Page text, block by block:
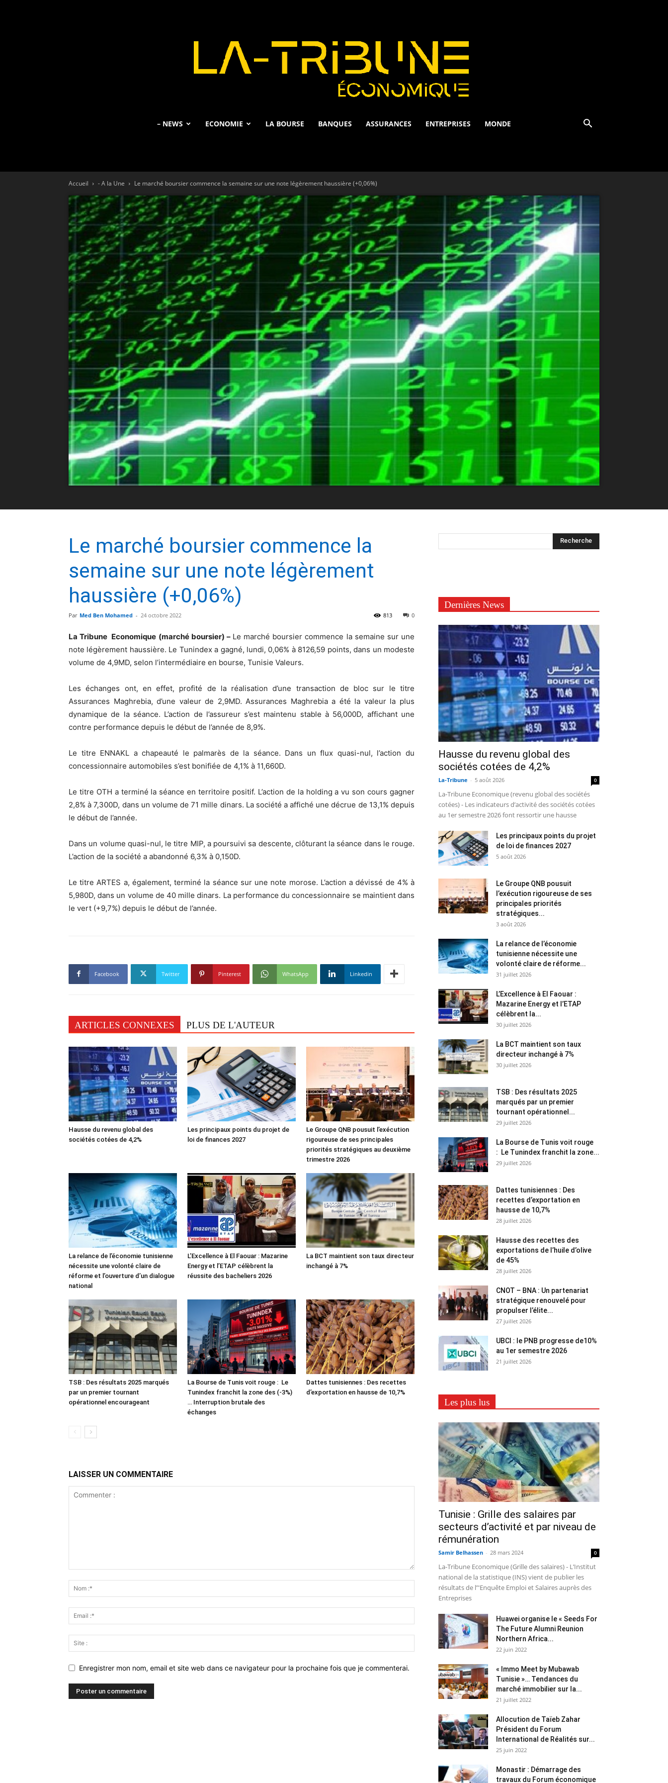
Tribune
Economique
– NEWS ECONOMIE LA BOURSE BANQUES ASSURANCES ENTREPRISES MONDE
Accueil - A la Une Le marché boursier commence la semaine sur une note légèrement haussière (+0,06%)
Le marché boursier commence la
semaine sur une note légèrement
haussière (+0,06%)
Par Med Ben Mohamed - 24 octobre 2022 0
813
La Tribune Economique (marché boursier) – Le marché boursier commence la semaine sur une
note légèrement haussière. Le Tunindex a gagné, lundi, 0,06% à 8126,59 points, dans un modeste
volume de 4,9MD, selon l’intermédiaire en bourse, Tunisie Valeurs.
Les échanges ont, en effet, profité de la réalisation d’une transaction de bloc sur le titre
Assurances Maghrebia, d’une valeur de 2,9MD. Assurances Maghrebia a été la valeur la plus
dynamique de la séance. L’action de l’assureur s’est maintenu stable à 56,000D, affichant une
contre performance depuis le début de l’année de 8,9%.
Le titre ENNAKL a chapeauté le palmarès de la séance. Dans un flux quasi-nul, l’action du
concessionnaire automobiles s’est bonifiée de 4,1% à 11,660D.
Le titre OTH a terminé la séance en territoire positif. L’action de la holding a vu son cours gagner
2,8% à 7,300D, dans un volume de 71 mille dinars. La société a affiché une décrue de 13,1% depuis
le début de l’année.
Dans un volume quasi-nul, le titre MIP, a poursuivi sa descente, clôturant la séance dans le rouge.
L’action de la société a abandonné 6,3% à 0,150D.
Le titre ARTES a, également, terminé la séance sur une note morose. L’action a dévissé de 4% à
5,980D, dans un volume de 40 mille dinars. La performance du concessionnaire se maintient dans
le vert (+9,7%) depuis le début de l’année.
Facebook Twitter Pinterest WhatsApp Linkedin
ARTICLES CONNEXES PLUS DE L'AUTEUR
Hausse du revenu global des
sociétés cotées de 4,2%
Les principaux points du projet de
loi de finances 2027
Le Groupe QNB pousuit l’exécution
rigoureuse de ses principales
priorités stratégiques au deuxième
trimestre 2026
La relance de l’économie tunisienne
nécessite une volonté claire de
réforme et l’ouverture d’un dialogue
national
L’Excellence à El Faouar : Mazarine
Energy et l’ETAP célèbrent la
réussite des bacheliers 2026
La BCT maintient son taux directeur
inchangé à 7%
TSB : Des résultats 2025 marqués
par un premier tournant
opérationnel encourageant
La Bourse de Tunis voit rouge : Le
Tunindex franchit la zone des (-3%)
… Interruption brutale des
échanges
Dattes tunisiennes : Des recettes
d’exportation en hausse de 10,7%
LAISSER UN COMMENTAIRE
Enregistrer mon nom, email et site web dans ce navigateur pour la prochaine fois que je commenterai.
Dernières News
Hausse du revenu global des
sociétés cotées de 4,2%
La-Tribune - 5 août 2026 0
La-Tribune Economique (revenu global des sociétés
cotées) - Les indicateurs d’activité des sociétés cotées
au 1er semestre 2026 font ressortir une hausse
Les principaux points du projet
de loi de finances 2027
5 août 2026
Le Groupe QNB pousuit
l’exécution rigoureuse de ses
principales priorités
stratégiques...
3 août 2026
La relance de l’économie
tunisienne nécessite une
volonté claire de réforme...
31 juillet 2026
L’Excellence à El Faouar :
Mazarine Energy et l’ETAP
célèbrent la...
30 juillet 2026
La BCT maintient son taux
directeur inchangé à 7%
30 juillet 2026
TSB : Des résultats 2025
marqués par un premier
tournant opérationnel...
29 juillet 2026
La Bourse de Tunis voit rouge
: Le Tunindex franchit la zone...
29 juillet 2026
Dattes tunisiennes : Des
recettes d’exportation en
hausse de 10,7%
28 juillet 2026
Hausse des recettes des
exportations de l’huile d’olive
de 45%
28 juillet 2026
CNOT – BNA : Un partenariat
stratégique renouvelé pour
propulser l’élite...
27 juillet 2026
UBCI : le PNB progresse de10%
au 1er semestre 2026
21 juillet 2026
Les plus lus
Tunisie : Grille des salaires par
secteurs d’activité et par niveau de
rémunération
Samir Belhassen - 28 mars 2024 0
La-Tribune Economique (Grille des salaires) - L’Institut
national de la statistique (INS) vient de publier les
résultats de l’"Enquête Emploi et Salaires auprès des
Entreprises
Huawei organise le « Seeds For
The Future Alumni Reunion
Northern Africa...
22 juin 2022
« Immo Meet by Mubawab
Tunisie »… Tendances du
marché immobilier sur la...
21 juillet 2022
Allocution de Taïeb Zahar
Président du Forum
International de Réalités sur...
25 juin 2022
Monastir : Démarrage des
travaux du Forum économique